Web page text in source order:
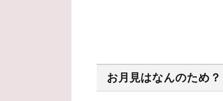
お月見はなんのため？